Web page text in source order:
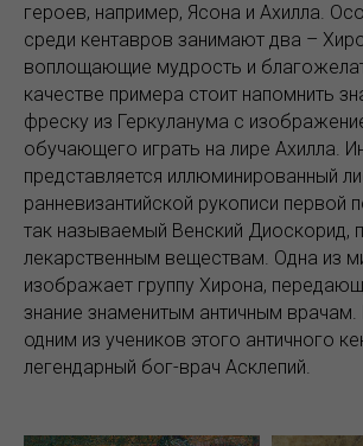
героев, например, Ясона и Ахилла.
среди кентавров занимают два –
воплощающие мудрость и
качестве примера стоит напомнить
фреску из Геркуланума с
обучающего играть на лире Ахилла.
представляется иллюминированный
ранневизантийской рукописи первой
так называемый Венский Диоскорид,
лекарственным веществам. Одна из
изображает группу Хирона,
знание знаменитым античным врачам.
одним из учеников этого античного
легендарный бог-врач Асклепий.